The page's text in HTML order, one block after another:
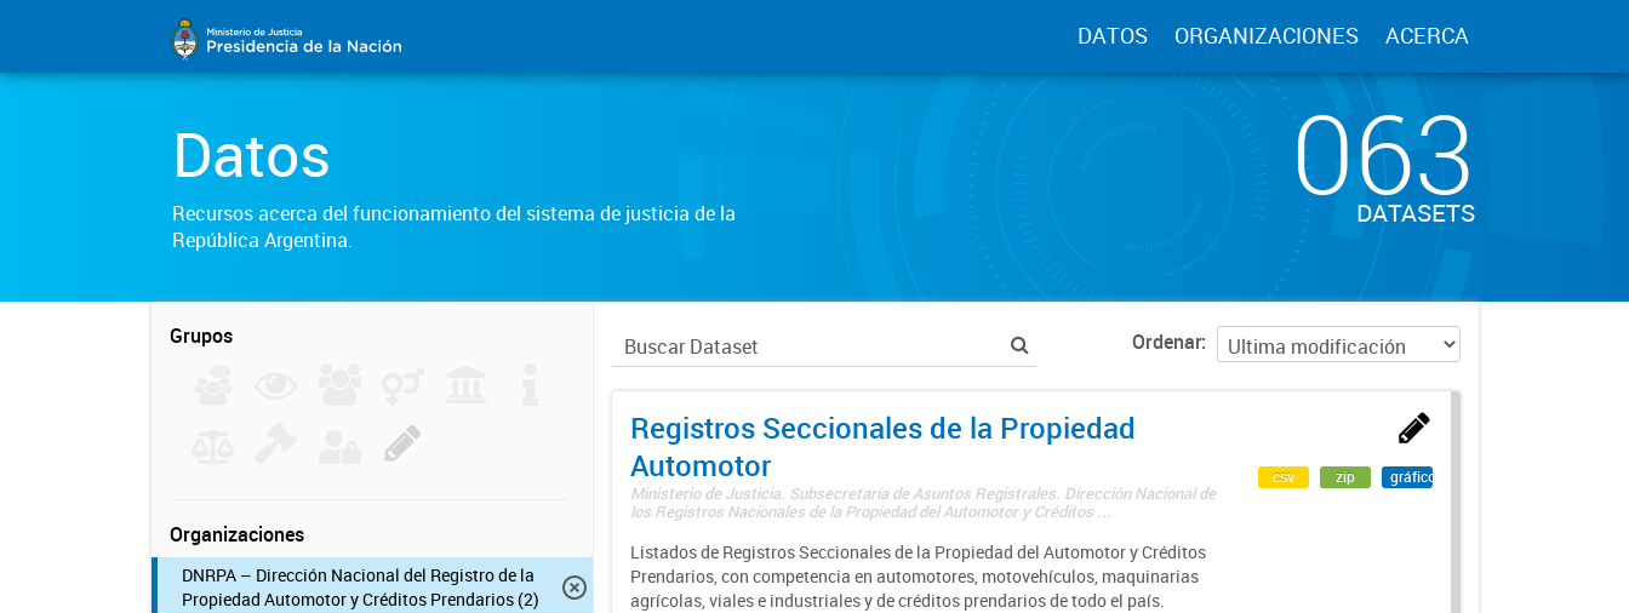
DATOS ORGANIZACIONES ACERCA
Datos
Recursos acerca del funcionamiento del sistema de justicia de la
República Argentina.
063
DATASETS
Grupos
Organizaciones
DNRPA – Dirección Nacional del Registro de la
Propiedad Automotor y Créditos Prendarios (2)
Ordenar
Registros Seccionales de la Propiedad
Automotor
Ministerio de Justicia. Subsecretaría de Asuntos Registrales. Dirección Nacional de
los Registros Nacionales de la Propiedad del Automotor y Créditos ...
Listados de Registros Seccionales de la Propiedad del Automotor y Créditos
Prendarios, con competencia en automotores, motovehículos, maquinarias
agrícolas, viales e industriales y de créditos prendarios de todo el país.
csv zip gráfico